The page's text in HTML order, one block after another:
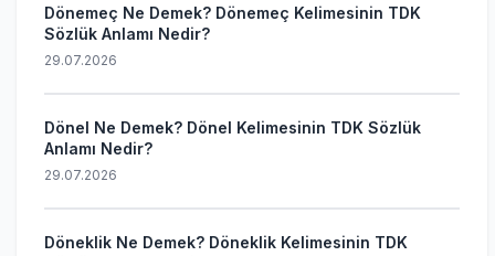
Dönemeç Ne Demek? Dönemeç Kelimesinin TDK
Sözlük Anlamı Nedir?
29.07.2026
Dönel Ne Demek? Dönel Kelimesinin TDK Sözlük
Anlamı Nedir?
29.07.2026
Döneklik Ne Demek? Döneklik Kelimesinin TDK